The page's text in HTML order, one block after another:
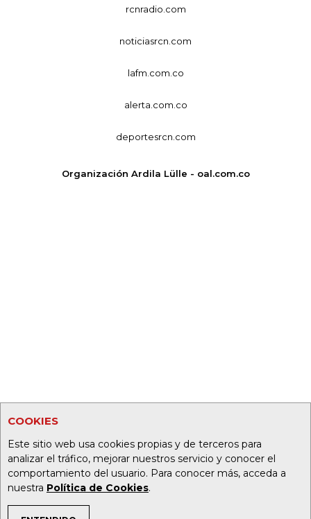
COOKIES
Este sitio web usa cookies propias y de terceros para
analizar el tráfico, mejorar nuestros servicio y conocer el
comportamiento del usuario. Para conocer más, acceda a
nuestra Política de Cookies.
rcnradio.com
noticiasrcn.com
lafm.com.co
alerta.com.co
deportesrcn.com
Organización Ardila Lülle - oal.com.co